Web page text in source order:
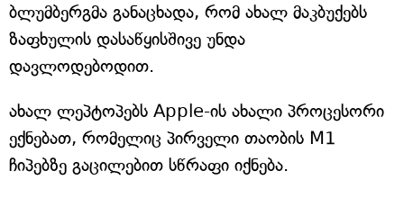
ბლუმბერგმა განაცხადა, რომ ახალ მაკბუქებს
ზაფხულის დასაწყისშივე უნდა
დავლოდებოდით.
ახალ ლეპტოპებს Apple-ის ახალი პროცესორი
ექნებათ, რომელიც პირველი თაობის M1
ჩიპებზე გაცილებით სწრაფი იქნება.